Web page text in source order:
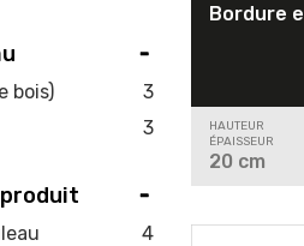
bois)
3
3
produit
4
Bordure
HAUTEUR
ÉPAISSEUR
20 cm